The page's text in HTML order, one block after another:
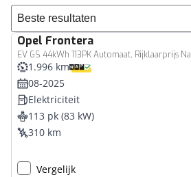
Sorteer resultaten
Opel Frontera
1.996 km
08-2025
Elektriciteit
113 pk (83 kW)
310 km
Vergelijk